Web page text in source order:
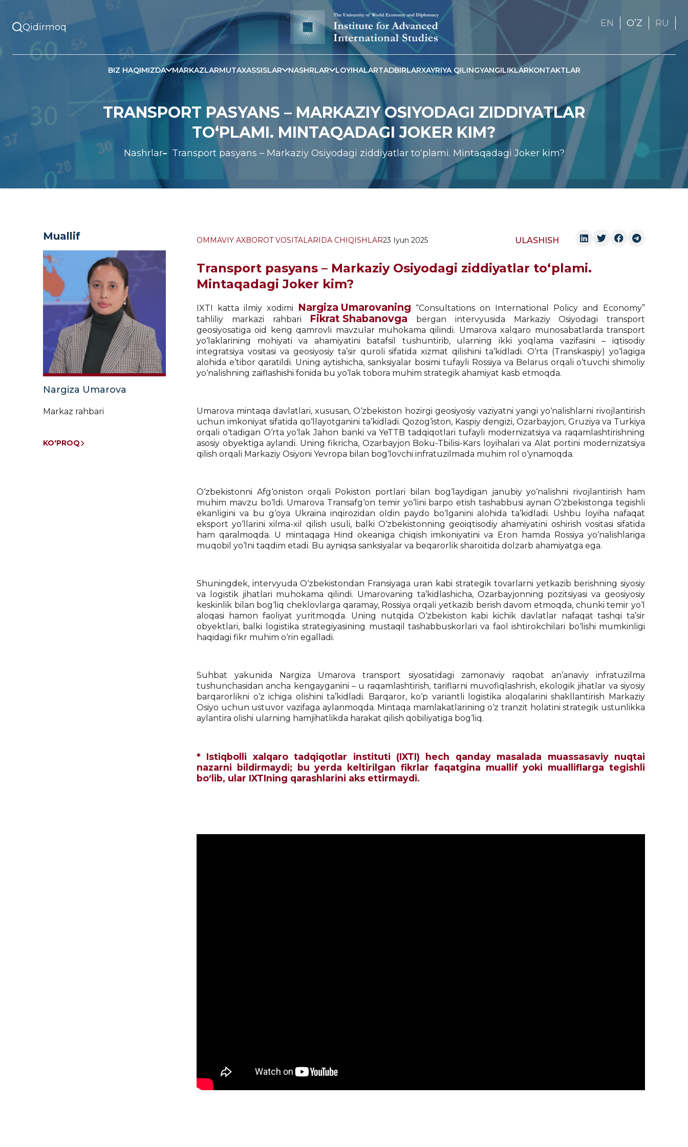
EN OʼZ RU
BIZ HAQIMIZDA MARKAZLARMUTAXASSISLAR NASHRLAR LOYIHALARTADBIRLARXAYRIYA QILINGYANGILIKLARKONTAKTLAR
TRANSPORT PASYANS – MARKAZIY OSIYODAGI ZIDDIYATLAR
TO‘PLAMI. MINTAQADAGI JOKER KIM?
Nashrlar Transport pasyans – Markaziy Osiyodagi ziddiyatlar to‘plami. Mintaqadagi Joker kim?
Muallif
Nargiza Umarova
Markaz rahbari
KO'PROQ
OMMAVIY AXBOROT VOSITALARIDA CHIQISHLAR23 Iyun 2025 ULASHISH
Transport pasyans – Markaziy Osiyodagi ziddiyatlar to‘plami.
Mintaqadagi Joker kim?
IXTI katta ilmiy xodimi Nargiza Umarovaning “Consultations on International Policy and Economy”
tahliliy markazi rahbari Fikrat Shabanovga bergan intervyusida Markaziy Osiyodagi transport
geosiyosatiga oid keng qamrovli mavzular muhokama qilindi. Umarova xalqaro munosabatlarda transport
yo‘laklarining mohiyati va ahamiyatini batafsil tushuntirib, ularning ikki yoqlama vazifasini – iqtisodiy
integratsiya vositasi va geosiyosiy ta’sir quroli sifatida xizmat qilishini ta’kidladi. O‘rta (Transkaspiy) yo‘lagiga
alohida e’tibor qaratildi. Uning aytishicha, sanksiyalar bosimi tufayli Rossiya va Belarus orqali o‘tuvchi shimoliy
yo‘nalishning zaiflashishi fonida bu yo‘lak tobora muhim strategik ahamiyat kasb etmoqda.
Umarova mintaqa davlatlari, xususan, O‘zbekiston hozirgi geosiyosiy vaziyatni yangi yo‘nalishlarni rivojlantirish
uchun imkoniyat sifatida qo‘llayotganini ta’kidladi. Qozog‘iston, Kaspiy dengizi, Ozarbayjon, Gruziya va Turkiya
orqali o‘tadigan O‘rta yo‘lak Jahon banki va YeTTB tadqiqotlari tufayli modernizatsiya va raqamlashtirishning
asosiy obyektiga aylandi. Uning fikricha, Ozarbayjon Boku-Tbilisi-Kars loyihalari va Alat portini modernizatsiya
qilish orqali Markaziy Osiyoni Yevropa bilan bog‘lovchi infratuzilmada muhim rol o‘ynamoqda.
O‘zbekistonni Afg‘oniston orqali Pokiston portlari bilan bog‘laydigan janubiy yo‘nalishni rivojlantirish ham
muhim mavzu bo‘ldi. Umarova Transafg‘on temir yo‘lini barpo etish tashabbusi aynan O‘zbekistonga tegishli
ekanligini va bu g‘oya Ukraina inqirozidan oldin paydo bo‘lganini alohida ta’kidladi. Ushbu loyiha nafaqat
eksport yo‘llarini xilma-xil qilish usuli, balki O‘zbekistonning geoiqtisodiy ahamiyatini oshirish vositasi sifatida
ham qaralmoqda. U mintaqaga Hind okeaniga chiqish imkoniyatini va Eron hamda Rossiya yo‘nalishlariga
muqobil yo‘lni taqdim etadi. Bu ayniqsa sanksiyalar va beqarorlik sharoitida dolzarb ahamiyatga ega.
Shuningdek, intervyuda O‘zbekistondan Fransiyaga uran kabi strategik tovarlarni yetkazib berishning siyosiy
va logistik jihatlari muhokama qilindi. Umarovaning ta’kidlashicha, Ozarbayjonning pozitsiyasi va geosiyosiy
keskinlik bilan bog‘liq cheklovlarga qaramay, Rossiya orqali yetkazib berish davom etmoqda, chunki temir yo‘l
aloqasi hamon faoliyat yuritmoqda. Uning nutqida O‘zbekiston kabi kichik davlatlar nafaqat tashqi ta’sir
obyektlari, balki logistika strategiyasining mustaqil tashabbuskorlari va faol ishtirokchilari bo‘lishi mumkinligi
haqidagi fikr muhim o‘rin egalladi.
Suhbat yakunida Nargiza Umarova transport siyosatidagi zamonaviy raqobat an’anaviy infratuzilma
tushunchasidan ancha kengayganini – u raqamlashtirish, tariflarni muvofiqlashrish, ekologik jihatlar va siyosiy
barqarorlikni o‘z ichiga olishini ta’kidladi. Barqaror, ko‘p variantli logistika aloqalarini shakllantirish Markaziy
Osiyo uchun ustuvor vazifaga aylanmoqda. Mintaqa mamlakatlarining o‘z tranzit holatini strategik ustunlikka
aylantira olishi ularning hamjihatlikda harakat qilish qobiliyatiga bog‘liq.
* Istiqbolli xalqaro tadqiqotlar instituti (IXTI) hech qanday masalada muassasaviy nuqtai
nazarni bildirmaydi; bu yerda keltirilgan fikrlar faqatgina muallif yoki mualliflarga tegishli
bo‘lib, ular IXTIning qarashlarini aks ettirmaydi.